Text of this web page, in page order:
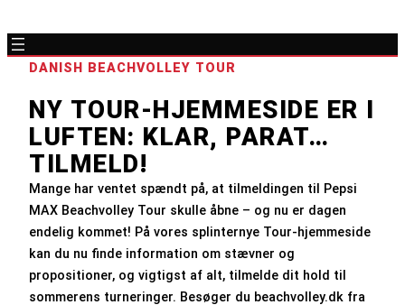
DANISH BEACHVOLLEY TOUR
NY TOUR-HJEMMESIDE ER I
LUFTEN: KLAR, PARAT…
TILMELD!
Mange har ventet spændt på, at tilmeldingen til Pepsi
MAX Beachvolley Tour skulle åbne – og nu er dagen
endelig kommet! På vores splinternye Tour-hjemmeside
kan du nu finde information om stævner og
propositioner, og vigtigst af alt, tilmelde dit hold til
sommerens turneringer. Besøger du beachvolley.dk fra